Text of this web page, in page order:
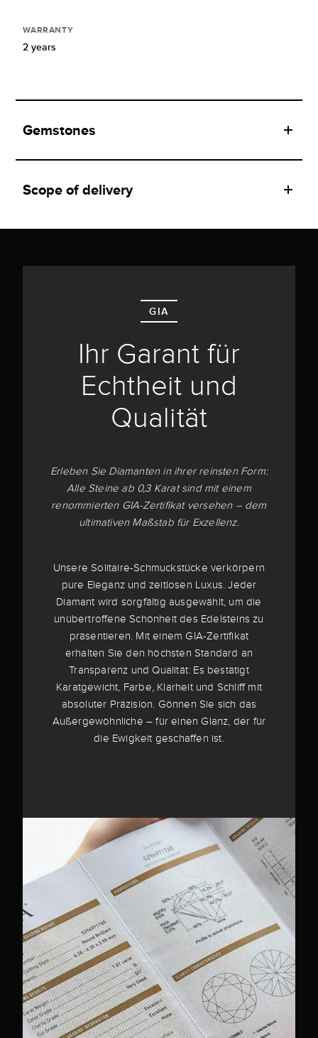
WARRANTY
2 years
Gemstones
Scope of delivery
GIA
Ihr Garant für
Echtheit und
Qualität
Erleben Sie Diamanten in ihrer reinsten Form:
Alle Steine ab 0,3 Karat sind mit einem
renommierten GIA-Zertifikat versehen – dem
ultimativen Maßstab für Exzellenz.
Unsere Solitaire-Schmuckstücke verkörpern
pure Eleganz und zeitlosen Luxus. Jeder
Diamant wird sorgfältig ausgewählt, um die
unübertroffene Schönheit des Edelsteins zu
präsentieren. Mit einem GIA-Zertifikat
erhalten Sie den höchsten Standard an
Transparenz und Qualität: Es bestätigt
Karatgewicht, Farbe, Klarheit und Schliff mit
absoluter Präzision. Gönnen Sie sich das
Außergewöhnliche – für einen Glanz, der für
die Ewigkeit geschaffen ist.